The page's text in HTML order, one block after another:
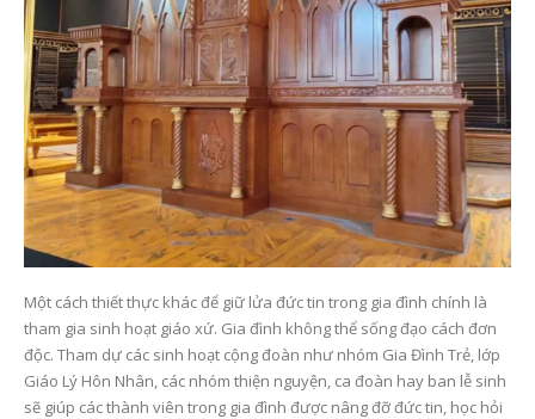
Một cách thiết thực khác để giữ lửa đức tin trong gia đình chính là
tham gia sinh hoạt giáo xứ. Gia đình không thể sống đạo cách đơn
độc. Tham dự các sinh hoạt cộng đoàn như nhóm Gia Đình Trẻ, lớp
Giáo Lý Hôn Nhân, các nhóm thiện nguyện, ca đoàn hay ban lễ sinh
sẽ giúp các thành viên trong gia đình được nâng đỡ đức tin, học hỏi